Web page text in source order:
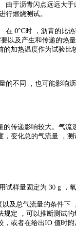
由于沥青闪点远远大
行燃烧测试。
0°C时 ，沥青的比
以及产生和传递的热
加热温度作为试验
的不同 ，也可能影响
传递影响较大。气
变化总的气流量 ，测
样量固定为 30 g ，
及总气流量的条件
定 ，可以推断测试
或者在给出IO 值时附